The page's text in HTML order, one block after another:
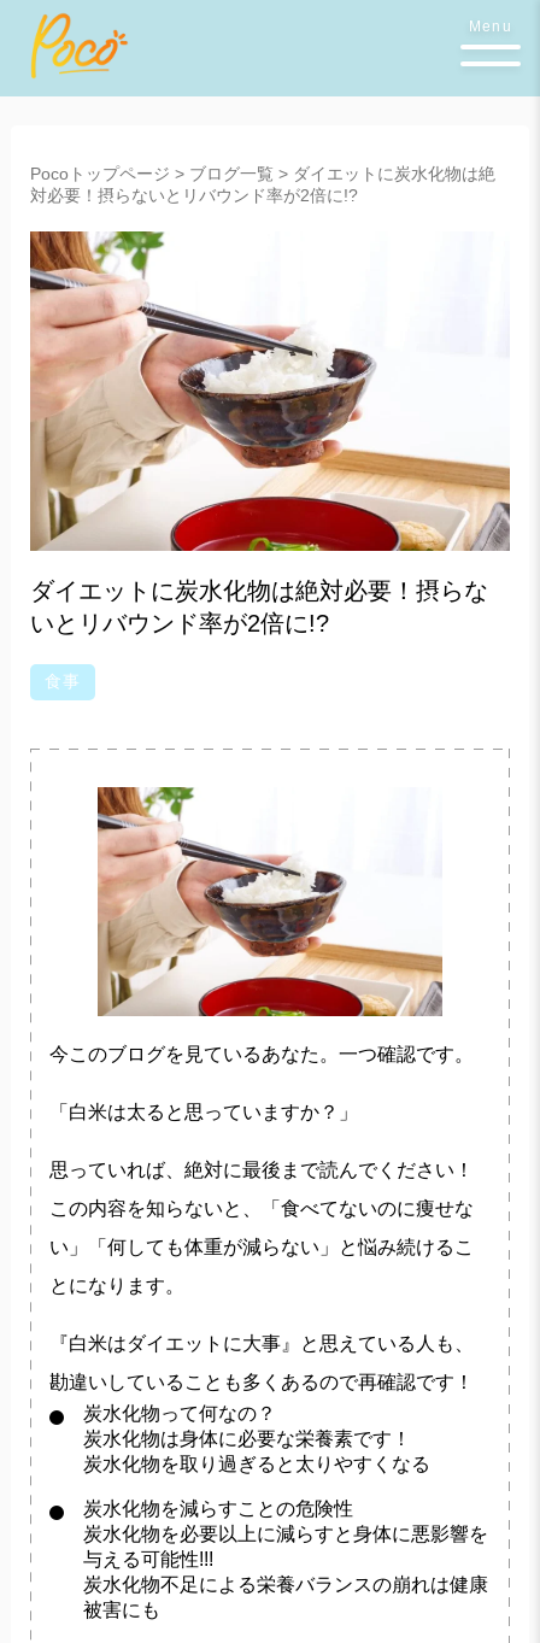
Menu
Pocoトップページ > ブログ一覧 > ダイエットに炭水化物は絶
対必要！摂らないとリバウンド率が2倍に!?
ダイエットに炭水化物は絶対必要！摂らな
いとリバウンド率が2倍に!?
食事
今このブログを見ているあなた。一つ確認です。
「白米は太ると思っていますか？」
思っていれば、絶対に最後まで読んでください！
この内容を知らないと、「食べてないのに痩せな
い」「何しても体重が減らない」と悩み続けるこ
とになります。
『白米はダイエットに大事』と思えている人も、
勘違いしていることも多くあるので再確認です！
炭水化物って何なの？
炭水化物は身体に必要な栄養素です！
炭水化物を取り過ぎると太りやすくなる
炭水化物を減らすことの危険性
炭水化物を必要以上に減らすと身体に悪影響を
与える可能性!!!
炭水化物不足による栄養バランスの崩れは健康
被害にも